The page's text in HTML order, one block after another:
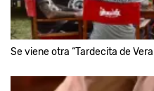
Se viene otra “Tardecita de